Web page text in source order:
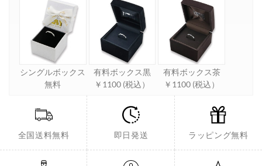
シングルボックス
無料
有料ボックス黒
￥1100 (税込）
有料ボックス茶
￥1100 (税込）
全国送料無料 即日発送 ラッピング無料